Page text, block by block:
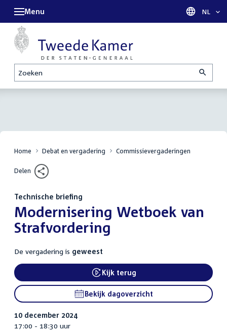
Zoeken
Menu Taal
NL
Home Debat en vergadering Commissievergaderingen
Delen
Technische briefing
:Modernisering Wetboek van
Strafvordering
De vergadering is geweest
External link:
Kijk terug
Bekijk dagoverzicht
10 december 2024
17:00 - 18:30 uur